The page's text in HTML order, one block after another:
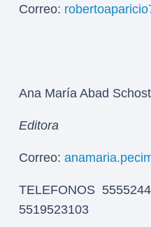
Correo:
Ana María Abad
Editora
Correo:
TELEFONOS
5519523103